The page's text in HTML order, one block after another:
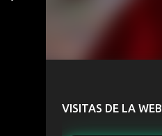
VISITAS DE LA WEB